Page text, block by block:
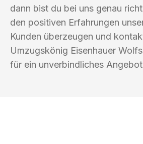
dann bist du bei uns genau
den positiven Erfahrungen
Kunden überzeugen und
Umzugskönig Eisenhauer
für ein unverbindliches